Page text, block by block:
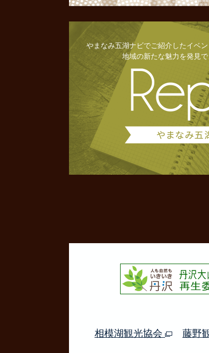
やまなみ五湖ナビでご紹介したイベ
地域の新たな魅力を発見
相模湖観光協会 藤野